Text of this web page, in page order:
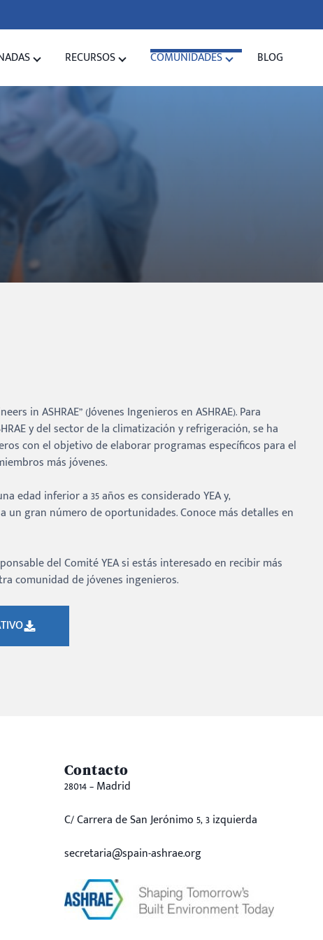
RECURSOS COMUNIDADES BLOG
in ASHRAE” (Jóvenes Ingenieros en ASHRAE). Para
y del sector de la climatización y refrigeración, se ha
con el objetivo de elaborar programas específicos para el
más jóvenes.
edad inferior a 35 años es considerado YEA y,
un gran número de oportunidades. Conoce más detalles en
del Comité YEA si estás interesado en recibir más
comunidad de jóvenes ingenieros.
Contacto
28014 – Madrid
C/ Carrera de San Jerónimo 5, 3 izquierda
secretaria@spain-ashrae.org